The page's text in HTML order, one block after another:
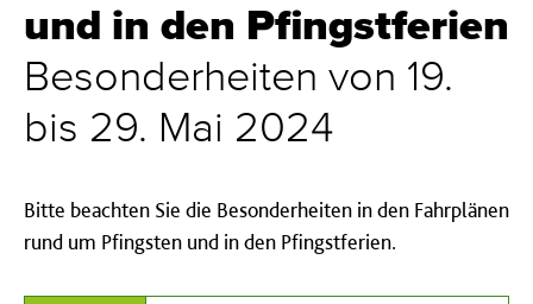
und in den Pfingstferien
Besonderheiten von 19.
bis 29. Mai 2024
Bitte beachten Sie die Besonderheiten in den Fahrplänen
rund um Pfingsten und in den Pfingstferien.